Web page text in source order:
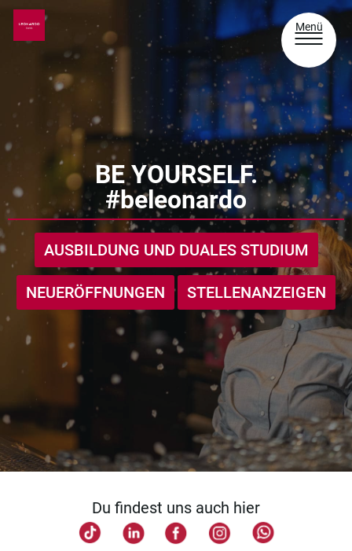
Menü
BE YOURSELF.
#beleonardo
AUSBILDUNG UND DUALES STUDIUM
NEUERÖFFNUNGEN STELLENANZEIGEN
Du findest uns auch hier